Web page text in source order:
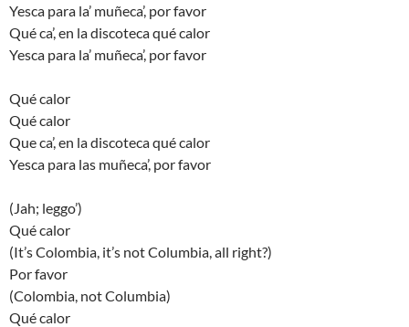
Yesca para la’ muñeca’, por favor
Qué ca’, en la discoteca qué calor
Yesca para la’ muñeca’, por favor
Qué calor
Qué calor
Que ca’, en la discoteca qué calor
Yesca para las muñeca’, por favor
(Jah; leggo’)
Qué calor
(It’s Colombia, it’s not Columbia, all right?)
Por favor
(Colombia, not Columbia)
Qué calor